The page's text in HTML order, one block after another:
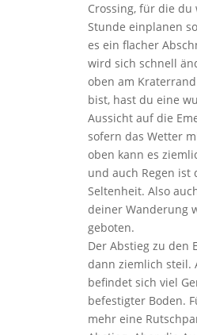
Crossing, für die du
Stunde einplanen
es ein flacher
wird sich schnell
oben am
bist, hast du eine
Aussicht auf die
sofern das Wetter
oben kann es
und auch Regen ist
Seltenheit. Also
deiner Wanderung
geboten.
Der Abstieg zu den
dann ziemlich steil.
befindet sich viel
befestigter Boden.
mehr eine